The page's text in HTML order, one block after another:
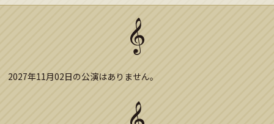
2027年11月02日の公演はありません。